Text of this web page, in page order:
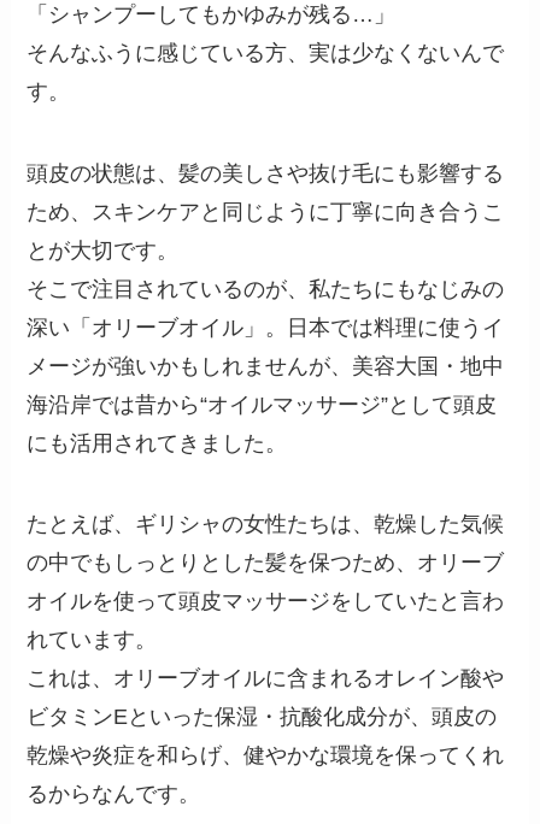
「シャンプーしてもかゆみが残る…」
そんなふうに感じている方、実は少なくないんで
す。
頭皮の状態は、髪の美しさや抜け毛にも影響する
ため、スキンケアと同じように丁寧に向き合うこ
とが大切です。
そこで注目されているのが、私たちにもなじみの
深い「オリーブオイル」。日本では料理に使うイ
メージが強いかもしれませんが、美容大国・地中
海沿岸では昔から“オイルマッサージ”として頭皮
にも活用されてきました。
たとえば、ギリシャの女性たちは、乾燥した気候
の中でもしっとりとした髪を保つため、オリーブ
オイルを使って頭皮マッサージをしていたと言わ
れています。
これは、オリーブオイルに含まれるオレイン酸や
ビタミンEといった保湿・抗酸化成分が、頭皮の
乾燥や炎症を和らげ、健やかな環境を保ってくれ
るからなんです。